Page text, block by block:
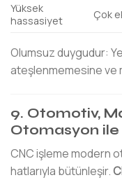
Yüksek
hassasiyet
Çok
Olumsuz duygudur:
ateşlenmemesine ve
9. Otomotiv,
Otomasyon
CNC işleme modern
hatlarıyla bütünleşir.